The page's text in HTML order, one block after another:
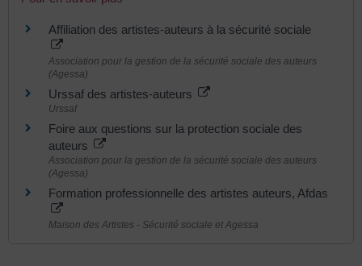
Affiliation des artistes-auteurs à la sécurité sociale
Association pour la gestion de la sécurité sociale des auteurs
(Agessa)
Urssaf des artistes-auteurs
Urssaf
Foire aux questions sur la protection sociale des
auteurs
Association pour la gestion de la sécurité sociale des auteurs
(Agessa)
Formation professionnelle des artistes auteurs, Afdas
Maison des Artistes - Sécurité sociale et Agessa